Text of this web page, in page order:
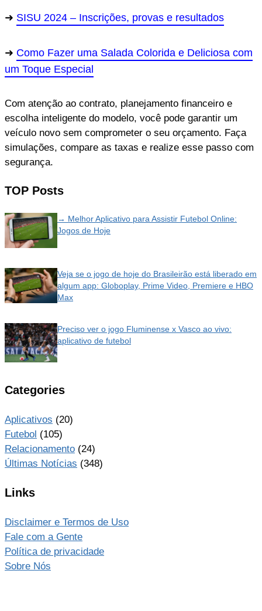
SISU 2024 – Inscrições, provas e resultados
Como Fazer uma Salada Colorida e Deliciosa com
um Toque Especial
Com atenção ao contrato, planejamento financeiro e
escolha inteligente do modelo, você pode garantir um
veículo novo sem comprometer o seu orçamento. Faça
simulações, compare as taxas e realize esse passo com
segurança.
TOP Posts
→ Melhor Aplicativo para Assistir Futebol Online:
Jogos de Hoje
Veja se o jogo de hoje do Brasileirão está liberado em
algum app: Globoplay, Prime Video, Premiere e HBO
Max
Preciso ver o jogo Fluminense x Vasco ao vivo:
aplicativo de futebol
Categories
Aplicativos (20)
Futebol (105)
Relacionamento (24)
Últimas Notícias (348)
Links
Disclaimer e Termos de Uso
Fale com a Gente
Política de privacidade
Sobre Nós